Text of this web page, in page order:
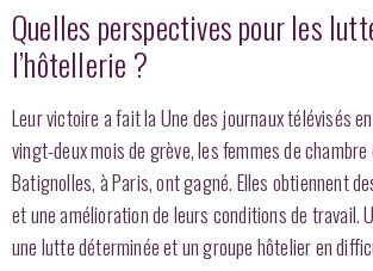
Quelles perspectives pour les
l’hôtellerie ?
Leur victoire a fait la Une des journaux télévisés
vingt-deux mois de grève, les femmes de chambre
Batignolles, à Paris, ont gagné. Elles obtiennent
et une amélioration de leurs conditions de travail.
une lutte déterminée et un groupe hôtelier en